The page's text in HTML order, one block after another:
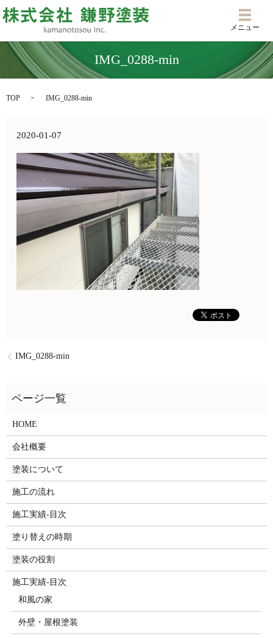
メニ
メニュー
IMG_0288-min
TOP IMG_0288-min
2020-01-07
IMG_0288-min
HOME
会社概要
塗装について
施工の流れ
施工実績-目次
塗り替えの時期
塗装の役割
施工実績-目次
和風の家
外壁・屋根塗装